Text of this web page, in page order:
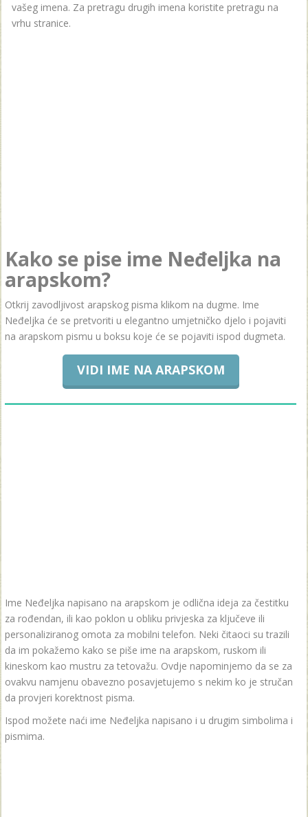
vašeg imena. Za pretragu drugih imena koristite pretragu na
vrhu stranice.
Kako se pise ime Neđeljka na
arapskom?
Otkrij zavodljivost arapskog pisma klikom na dugme. Ime
Neđeljka će se pretvoriti u elegantno umjetničko djelo i pojaviti
na arapskom pismu u boksu koje će se pojaviti ispod dugmeta.
VIDI IME NA ARAPSKOM
Ime Neđeljka napisano na arapskom je odlična ideja za čestitku
za rođendan, ili kao poklon u obliku privjeska za ključeve ili
personaliziranog omota za mobilni telefon. Neki čitaoci su trazili
da im pokažemo kako se piše ime na arapskom, ruskom ili
kineskom kao mustru za tetovažu. Ovdje napominjemo da se za
ovakvu namjenu obavezno posavjetujemo s nekim ko je stručan
da provjeri korektnost pisma.
Ispod možete naći ime Neđeljka napisano i u drugim simbolima i
pismima.